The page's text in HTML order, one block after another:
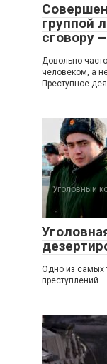
группой
сговору
Довольно
человеком, а
Преступное
Уголовный
Одно из самых
преступлений